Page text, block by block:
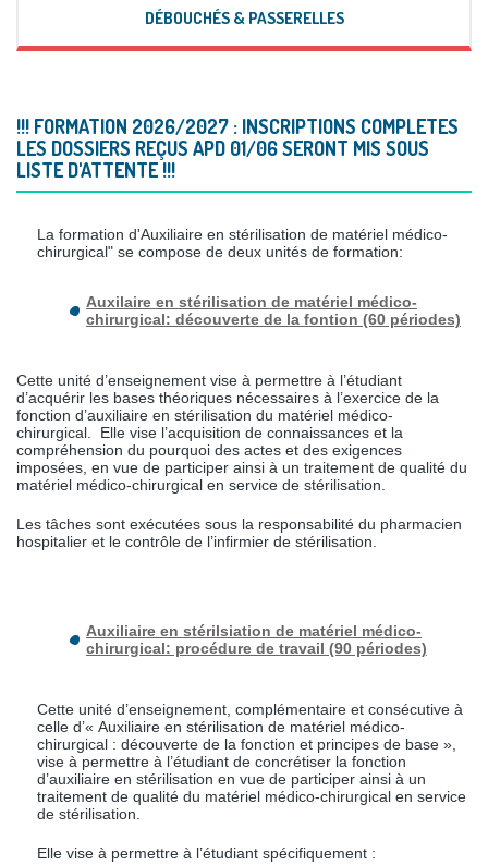
DÉBOUCHÉS & PASSERELLES
!!! FORMATION 2026/2027 : INSCRIPTIONS COMPLETES
LES DOSSIERS REÇUS APD 01/06 SERONT MIS SOUS
LISTE D'ATTENTE !!!
La formation d'Auxiliaire en stérilisation de matériel médico-
chirurgical" se compose de deux unités de formation:
Auxilaire en stérilisation de matériel médico-
chirurgical: découverte de la fontion (60 périodes)
Cette unité d’enseignement vise à permettre à l’étudiant
d’acquérir les bases théoriques nécessaires à l’exercice de la
fonction d’auxiliaire en stérilisation du matériel médico-
chirurgical. Elle vise l’acquisition de connaissances et la
compréhension du pourquoi des actes et des exigences
imposées, en vue de participer ainsi à un traitement de qualité du
matériel médico-chirurgical en service de stérilisation.
Les tâches sont exécutées sous la responsabilité du pharmacien
hospitalier et le contrôle de l’infirmier de stérilisation.
Auxiliaire en stérilsiation de matériel médico-
chirurgical: procédure de travail (90 périodes)
Cette unité d’enseignement, complémentaire et consécutive à
celle d’« Auxiliaire en stérilisation de matériel médico-
chirurgical : découverte de la fonction et principes de base »,
vise à permettre à l’étudiant de concrétiser la fonction
d’auxiliaire en stérilisation en vue de participer ainsi à un
traitement de qualité du matériel médico-chirurgical en service
de stérilisation.
Elle vise à permettre à l’étudiant spécifiquement :